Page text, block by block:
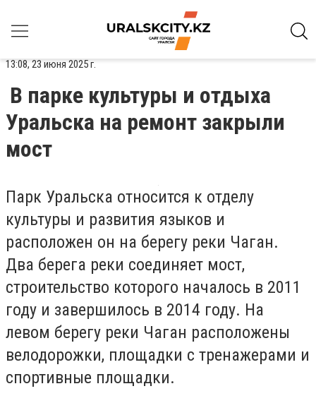
13:08, 23 июня 2025 г.
В парке культуры и отдыха
Уральска на ремонт закрыли
мост
Парк Уральска относится к отделу
культуры и развития языков и
расположен он на берегу реки Чаган.
Два берега реки соединяет мост,
строительство которого началось в 2011
году и завершилось в 2014 году. На
левом берегу реки Чаган расположены
велодорожки, площадки с тренажерами и
спортивные площадки.